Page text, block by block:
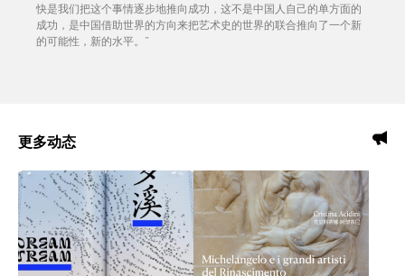
快是我们把这个事情逐步地推向成功，这不是中国人自己的单方面的
成功，是中国借助世界的方向来把艺术史的世界的联合推向了一个新
的可能性，新的水平。”
更多动态